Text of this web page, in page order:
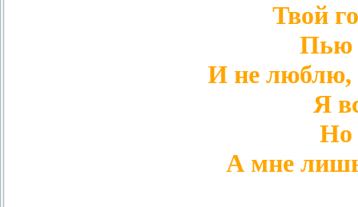
Твой
Пью
И не люблю,
Я
Но
А мне